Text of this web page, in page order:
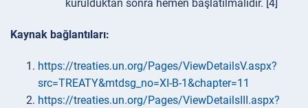
kurulduktan sonra hemen başlatılmalıdır. [4]
Kaynak bağlantıları:
https://treaties.un.org/Pages/ViewDetailsV.aspx?
src=TREATY&mtdsg_no=XI-B-1&chapter=11
https://treaties.un.org/Pages/ViewDetailsIII.aspx?